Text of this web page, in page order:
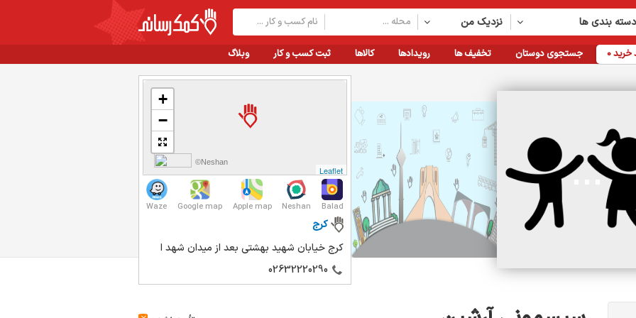
نزدیک من بندی ها
وبلاگ ثبت کسب و کار کالاها رویدادها تخفیف ها جستجوی دوستان خرید0
+
−
Leaflet
©Neshan
Balad
Neshan
Apple map
Google map
Waze
کرج
کرج خیابان شهید بهشتی بعد از میدان شهد ا
02632220290